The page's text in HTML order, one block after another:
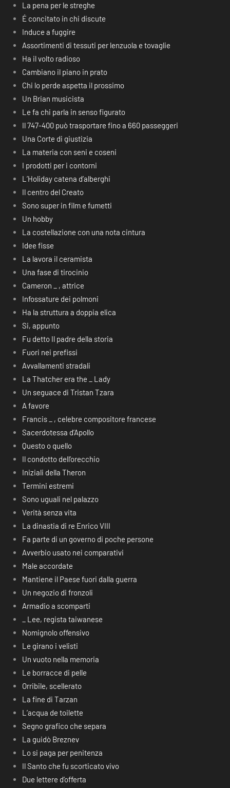
La pena per le streghe
É concitato in chi discute
Induce a fuggire
Assortimenti di tessuti per lenzuola e tovaglie
Ha il volto radioso
Cambiano il piano in prato
Chi lo perde aspetta il prossimo
Un Brian musicista
Le fa chi parla in senso figurato
Il 747-400 può trasportare fino a 660 passeggeri
Una Corte di giustizia
La materia con seni e coseni
I prodotti per i contorni
L’Holiday catena d’alberghi
Il centro del Creato
Sono super in film e fumetti
Un hobby
La costellazione con una nota cintura
Idee fisse
La lavora il ceramista
Una fase di tirocinio
Cameron _ , attrice
Infossature dei polmoni
Ha la struttura a doppia elica
Si, appunto
Fu detto Il padre della storia
Fuori nei prefissi
Avvallamenti stradali
La Thatcher era the _ Lady
Un seguace di Tristan Tzara
A favore
Francis _ , celebre compositore francese
Sacerdotessa d’Apollo
Questo o quello
Il condotto dell’orecchio
Iniziali della Theron
Termini estremi
Sono uguali nel palazzo
Verità senza vita
La dinastia di re Enrico VIII
Fa parte di un governo di poche persone
Avverbio usato nei comparativi
Male accordate
Mantiene il Paese fuori dalla guerra
Un negozio di fronzoli
Armadio a scomparti
_ Lee, regista taiwanese
Nomignolo offensivo
Le girano i velisti
Un vuoto nella memoria
Le borracce di pelle
Orribile, scellerato
La fine di Tarzan
L’acqua de toilette
Segno grafico che separa
La guidò Breznev
Lo si paga per penitenza
Il Santo che fu scorticato vivo
Due lettere d’offerta